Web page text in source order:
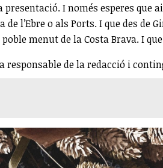
presentació. I només esperes
l’Ebre o als Ports. I que des
menut de la Costa Brava. I
responsable de la redacció i